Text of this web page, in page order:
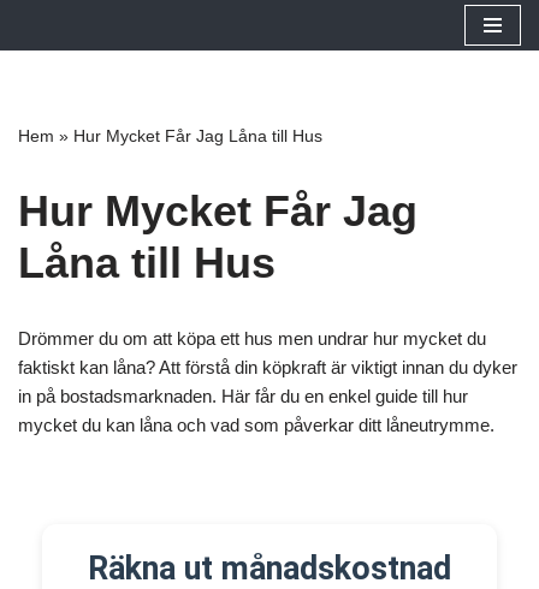
Hem » Hur Mycket Får Jag Låna till Hus
Hur Mycket Får Jag
Låna till Hus
Drömmer du om att köpa ett hus men undrar hur mycket du
faktiskt kan låna? Att förstå din köpkraft är viktigt innan du dyker
in på bostadsmarknaden. Här får du en enkel guide till hur
mycket du kan låna och vad som påverkar ditt låneutrymme.
Räkna ut månadskostnad